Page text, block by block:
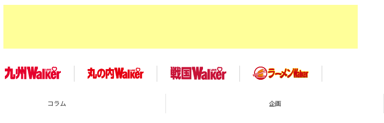
企画 TOP